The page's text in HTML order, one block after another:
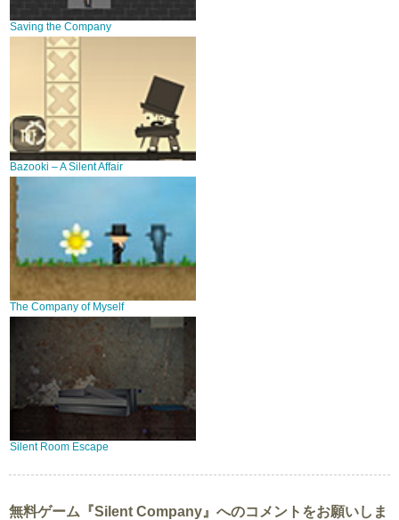
Saving the Company
Bazooki – A Silent Affair
The Company of Myself
Silent Room Escape
無料ゲーム『Silent Company』へのコメントをお願いしま